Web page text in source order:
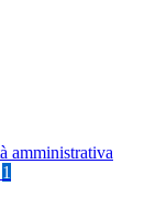
amministrativa
1